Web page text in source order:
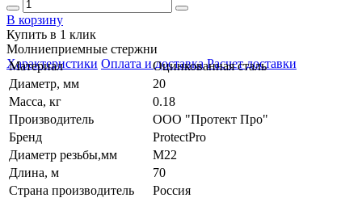
В корзину
Купить в 1 клик
Молниеприемные стержни
Характеристики Оплата и доставка Расчет доставки
Материал
Оцинкованная сталь
Диаметр, мм
20
Масса, кг
0.18
Производитель
ООО "Протект Про"
Бренд
ProtectPro
Диаметр резьбы,мм
М22
Длина, м
70
Страна производитель
Россия